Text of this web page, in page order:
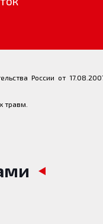
России от
травм.